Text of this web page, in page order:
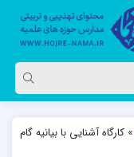
» کارگاه آشنایی با بیانیه گام